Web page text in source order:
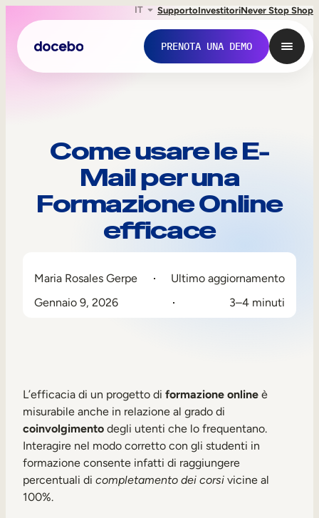
IT SupportoInvestitoriNever Stop Shop
PRENOTA UNA DEMO
Onboarding dei dipendenti
Sviluppo delle competenze
Formazione frontline
Formazione esterna
Customer Education
Partner Enablement
Come usare le E-
Mail per una
Formazione Online
efficace
Maria Rosales Gerpe
Ultimo aggiornamento
Gennaio 9, 2026
3–4 minuti
L’efficacia di un progetto di formazione online è
misurabile anche in relazione al grado di
coinvolgimento degli utenti che lo frequentano.
Interagire nel modo corretto con gli studenti in
formazione consente infatti di raggiungere
percentuali di completamento dei corsi vicine al
100%.